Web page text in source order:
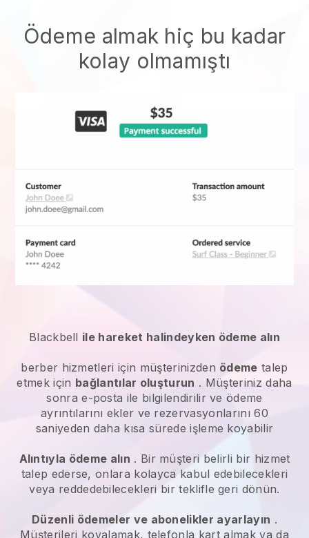
Ödeme almak hiç bu kadar
kolay olmamıştı
Blackbell ile hareket halindeyken ödeme alın
berber hizmetleri için müşterinizden ödeme talep
etmek için bağlantılar oluşturun . Müşteriniz daha
sonra e-posta ile bilgilendirilir ve ödeme
ayrıntılarını ekler ve rezervasyonlarını 60
saniyeden daha kısa sürede işleme koyabilir
Alıntıyla ödeme alın . Bir müşteri belirli bir hizmet
talep ederse, onlara kolayca kabul edebilecekleri
veya reddedebilecekleri bir teklifle geri dönün.
Düzenli ödemeler ve abonelikler ayarlayın .
Müşterileri kovalamak, telefonla kart almak ya da